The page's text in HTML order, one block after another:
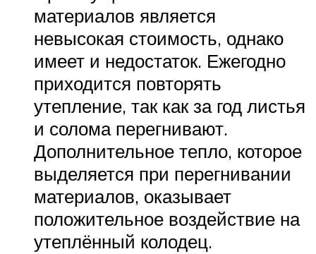
материалов является
невысокая стоимость, однако
имеет и недостаток. Ежегодно
приходится повторять
утепление, так как за год листья
и солома перегнивают.
Дополнительное тепло, которое
выделяется при перегнивании
материалов, оказывает
положительное воздействие на
утеплённый колодец.